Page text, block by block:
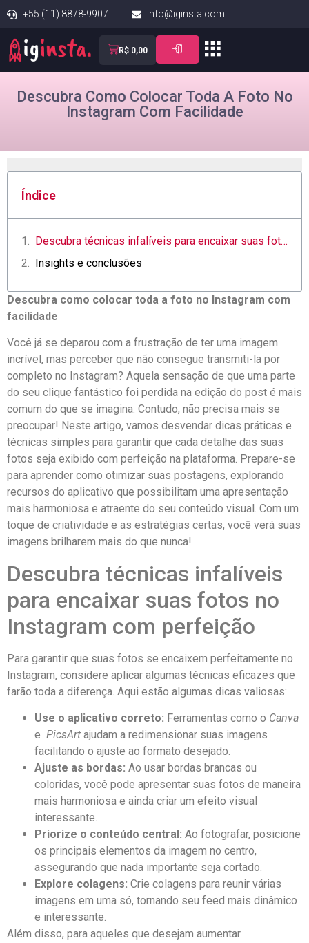
+55 (11) 8878-9907. info@iginsta.com
R$ 0,00
Descubra Como Colocar Toda A Foto No
Instagram Com Facilidade
Índice
Descubra técnicas‍ infalíveis para encaixar suas fotos ​no Instagram ⁣com ‍perfeição
Insights e⁢ conclusões
Descubra como colocar toda a foto no Instagram com
facilidade
Você ‌já se ‍deparou com ‌a frustração de ter uma imagem
incrível,⁣ mas perceber⁢ que não consegue transmiti-la por
completo no Instagram?‍ Aquela ‌sensação⁤ de que uma ​parte‍
do ‌seu⁢ clique fantástico foi perdida⁣ na⁣ edição do post é mais
comum do que se imagina. Contudo, não precisa⁤ mais se
preocupar! Neste artigo,⁣ vamos desvendar‍ dicas práticas e
técnicas ⁢simples para ​garantir que cada ‌detalhe das⁣ suas
fotos seja exibido com perfeição na‌ plataforma. Prepare-se
para aprender como otimizar suas postagens, explorando
⁢recursos do aplicativo que possibilitam uma‍ apresentação ​
mais harmoniosa‌ e atraente ‍do ⁤seu conteúdo⁤ visual. Com ⁣um
toque⁣ de criatividade ​e as estratégias ‌certas, você⁢ verá suas
imagens brilharem mais⁤ do⁢ que nunca!
Descubra técnicas‍ infalíveis
para encaixar suas fotos ​no
Instagram ⁣com ‍perfeição
Para garantir que suas fotos se ‍encaixem perfeitamente ‍no
Instagram, considere ‍aplicar algumas técnicas eficazes que‌
farão toda‍ a diferença. Aqui ⁤estão algumas dicas valiosas:
Use o aplicativo correto: Ferramentas como o‌ Canva
e ‍ PicsArt ⁤ajudam a redimensionar suas imagens
facilitando o ajuste ao formato desejado.
Ajuste​ as ​bordas: ⁤Ao usar bordas ⁣brancas​ ou
coloridas,‍ você ⁢pode apresentar suas⁢ fotos‍ de⁢ maneira
mais harmoniosa e​ ainda criar um ‌efeito visual
interessante.
Priorize ⁤o conteúdo central: Ao fotografar, posicione
⁣os principais elementos da⁤ imagem no ‍centro,
assegurando que nada importante seja cortado.
Explore colagens: Crie⁣ colagens⁤ para reunir várias
imagens em uma só, ​tornando seu ​feed ⁤mais dinâmico
e interessante.
Além disso,‍ para aqueles que desejam aumentar